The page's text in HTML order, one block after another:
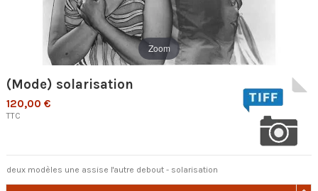
Zoom
(Mode) solarisation
120,00 €
TTC
deux modèles une assise l'autre debout - solarisation